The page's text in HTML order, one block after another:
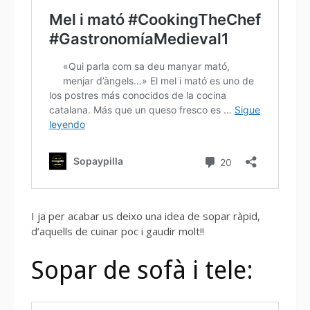
I ja per acabar us deixo una idea de sopar ràpid,
d’aquells de cuinar poc i gaudir molt!!
Sopar de sofà i tele: